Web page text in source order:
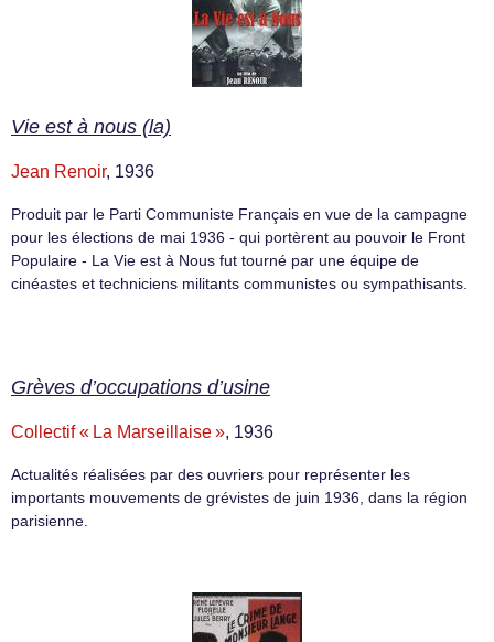
Vie est à nous (la)
Jean Renoir, 1936
Produit par le Parti Communiste Français en vue de la campagne
pour les élections de mai 1936 - qui portèrent au pouvoir le Front
Populaire - La Vie est à Nous fut tourné par une équipe de
cinéastes et techniciens militants communistes ou sympathisants.
Grèves d’occupations d’usine
Collectif « La Marseillaise », 1936
Actualités réalisées par des ouvriers pour représenter les
importants mouvements de grévistes de juin 1936, dans la région
parisienne.